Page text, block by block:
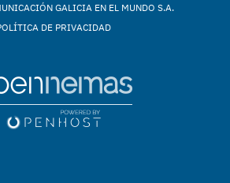
GALICIA EN EL MUNDO S.A.
DE PRIVACIDAD